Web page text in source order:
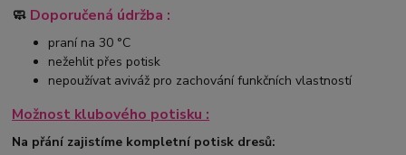
🧼 Doporučená údržba :
praní na 30 °C
nežehlit přes potisk
nepoužívat aviváž pro zachování funkčních vlastností
Možnost klubového potisku :
Na přání zajistíme kompletní potisk dresů: